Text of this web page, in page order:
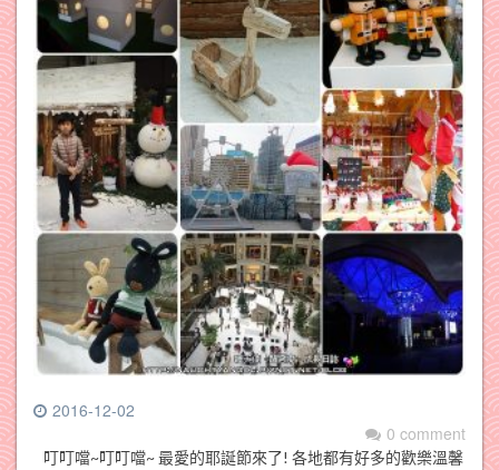
2016-12-02
0 comment
叮叮噹~叮叮噹~ 最愛的耶誕節來了! 各地都有好多的歡樂溫馨